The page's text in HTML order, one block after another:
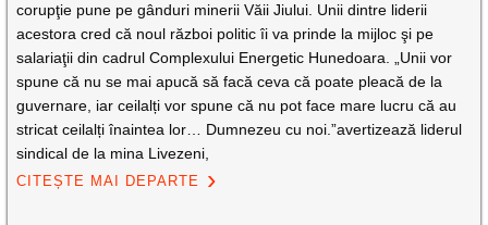
corupţie pune pe gânduri minerii Văii Jiului. Unii dintre liderii
acestora cred că noul război politic îi va prinde la mijloc şi pe
salariaţii din cadrul Complexului Energetic Hunedoara. „Unii vor
spune că nu se mai apucă să facă ceva că poate pleacă de la
guvernare, iar ceilalți vor spune că nu pot face mare lucru că au
stricat ceilalți înaintea lor… Dumnezeu cu noi.”avertizează liderul
sindical de la mina Livezeni,
CITEȘTE MAI DEPARTE